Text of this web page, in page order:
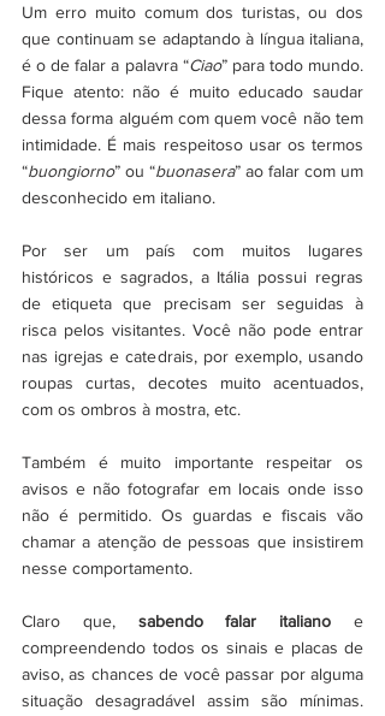
Um erro muito comum dos turistas, ou dos
que continuam se adaptando à língua italiana,
é o de falar a palavra “Ciao” para todo mundo.
Fique atento: não é muito educado saudar
dessa forma alguém com quem você não tem
intimidade. É mais respeitoso usar os termos
“buongiorno” ou “buonasera” ao falar com um
desconhecido em italiano.
Por ser um país com muitos lugares
históricos e sagrados, a Itália possui regras
de etiqueta que precisam ser seguidas à
risca pelos visitantes. Você não pode entrar
nas igrejas e catedrais, por exemplo, usando
roupas curtas, decotes muito acentuados,
com os ombros à mostra, etc.
Também é muito importante respeitar os
avisos e não fotografar em locais onde isso
não é permitido. Os guardas e fiscais vão
chamar a atenção de pessoas que insistirem
nesse comportamento.
Claro que, sabendo falar italiano e
compreendendo todos os sinais e placas de
aviso, as chances de você passar por alguma
situação desagradável assim são mínimas.